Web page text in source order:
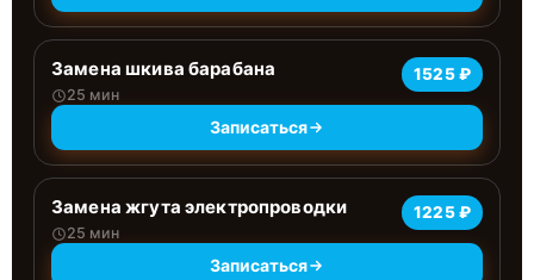
Замена шкива барабана
25 мин
1525 ₽
Записаться
Замена жгута электропроводки
25 мин
1225 ₽
Записаться